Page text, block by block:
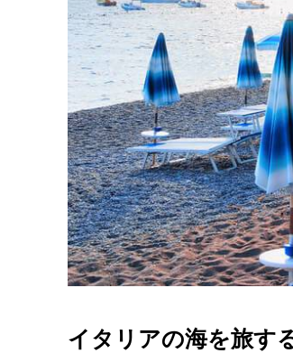
イタリアの海を旅す